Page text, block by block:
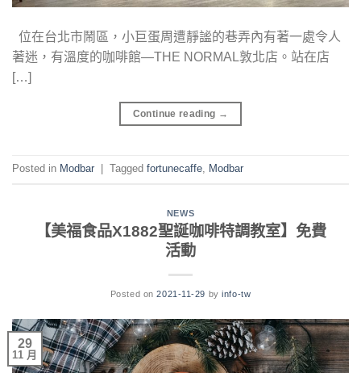
位在台北市鬧區，小巨蛋周遭靜謐的巷弄內有著一處令人
著迷，有溫度的咖啡館—THE NORMAL敦北店。站在店
[…]
Continue reading →
Posted in Modbar Tagged fortunecaffe Modbar
NEWS
【美福食品X1882聖誕咖啡特調教室】免費
活動
Posted on2021-11-29 byinfo-tw
29
11 月